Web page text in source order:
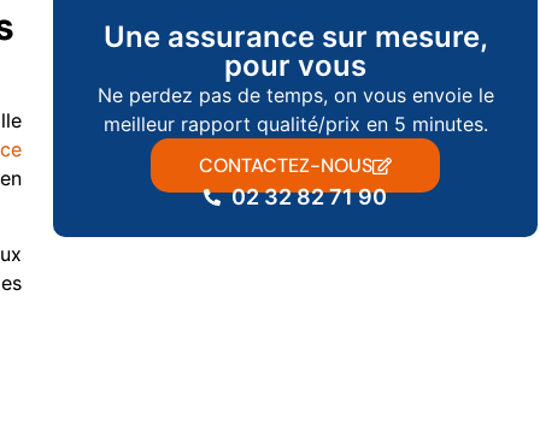
Une assurance sur mesure,
pour vous
Ne perdez pas de temps, on vous envoie le
meilleur rapport qualité/prix en 5 minutes.
CONTACTEZ-NOUS
02 32 82 71 90